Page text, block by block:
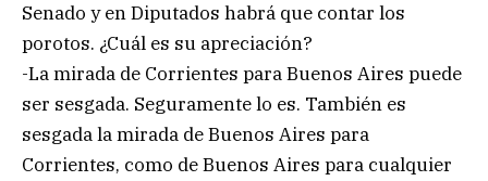
Senado y en Diputados habrá que contar los
porotos. ¿Cuál es su apreciación?
-La mirada de Corrientes para Buenos Aires puede
ser sesgada. Seguramente lo es. También es
sesgada la mirada de Buenos Aires para
Corrientes, como de Buenos Aires para cualquier